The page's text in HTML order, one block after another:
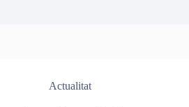
Actualitat